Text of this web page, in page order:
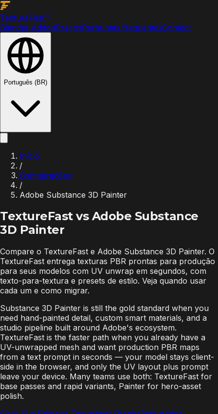
TextureFast™
Blender AddonPreçosPerguntas frequentesContact
Português (BR)
Início
/
Comparações
/
Adobe Substance 3D Painter
TextureFast vs Adobe Substance
3D Painter
Compare o TextureFast e Adobe Substance 3D Painter. O
TextureFast entrega texturas PBR prontas para produção
para seus modelos com UV unwrap em segundos, com
texto-para-textura e presets de estilo. Veja quando usar
cada um e como migrar.
Substance 3D Painter is still the gold standard when you
need hand-painted detail, custom smart materials, and a
studio pipeline built around Adobe's ecosystem.
TextureFast is the faster path when you already have a
UV-unwrapped mesh and want production PBR maps
from a text prompt in seconds — your model stays client-
side in the browser, and only the UV layout plus prompt
leave your device. Many teams use both: TextureFast for
base passes and rapid variants, Painter for hero-asset
polish.